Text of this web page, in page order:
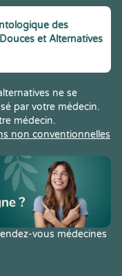
des
et Alternatives
ne se
par votre médecin.
médecin.
non conventionnelles
vous médecines